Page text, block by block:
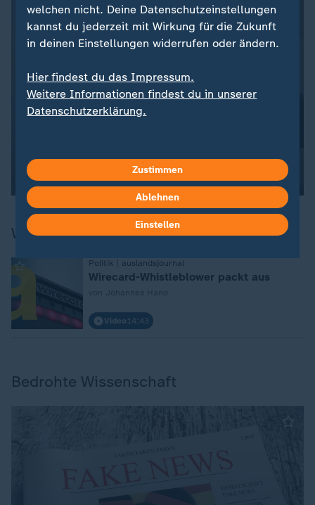
Chelsea Manning auf der re:publica
Wirecard und Whistleblower
Politik | auslandsjournal
Wirecard-Whistleblower packt aus
Video 14:43
Bedrohte Wissenschaft
welchen nicht. Deine Datenschutzeinstellungen
kannst du jederzeit mit Wirkung für die Zukunft
in deinen Einstellungen widerrufen oder ändern.
Hier findest du das Impressum.
Weitere Informationen findest du in unserer
Datenschutzerklärung.
Zustimmen
Ablehnen
Einstellen